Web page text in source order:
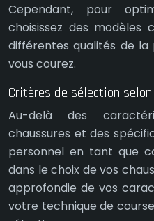
Cependant, pour
choisissez des modèles
différentes qualités de la
vous courez.
Critères de sélection
Au-delà des
chaussures et des
personnel en tant que
dans le choix de vos
approfondie de vos
votre technique de